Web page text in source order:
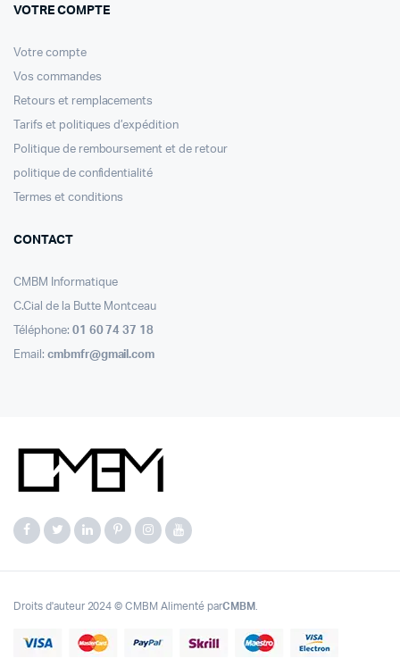
VOTRE COMPTE
Votre compte
Vos commandes
Retours et remplacements
Tarifs et politiques d’expédition
Politique de remboursement et de retour
politique de confidentialité
Termes et conditions
CONTACT
CMBM Informatique
C.Cial de la Butte Montceau
Téléphone: 01 60 74 37 18
Email: cmbmfr@gmail.com
Droits d'auteur 2024 © CMBM Alimenté parCMBM